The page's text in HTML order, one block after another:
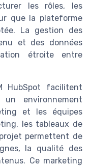
les rôles, les
que la plateforme
La gestion des
et des données
étroite entre
HubSpot facilitent
environnement
et les équipes
les tableaux de
permettent de
la qualité des
Ce marketing